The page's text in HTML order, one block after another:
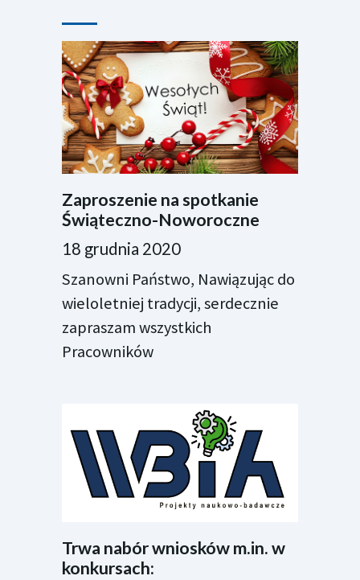
Zaproszenie na spotkanie
Świąteczno-Noworoczne
18 grudnia 2020
Szanowni Państwo, Nawiązując do
wieloletniej tradycji, serdecznie
zapraszam wszystkich
Pracowników
Trwa nabór wniosków m.in. w
konkursach: